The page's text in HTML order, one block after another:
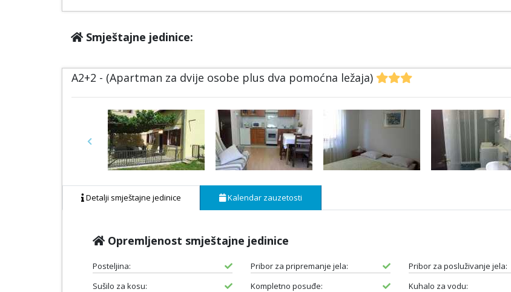
Smještajne jedinice:
A2+2 - (Apartman za dvije osobe plus dva pomoćna ležaja)
Previous
Detalji smještajne jedinice Kalendar zauzetosti
Opremljenost smještajne jedinice
Posteljina: Pribor za pripremanje jela:
Pribor za posluživanje jela:
Sušilo za kosu:
Kompletno posuđe:
Kuhalo za vodu: